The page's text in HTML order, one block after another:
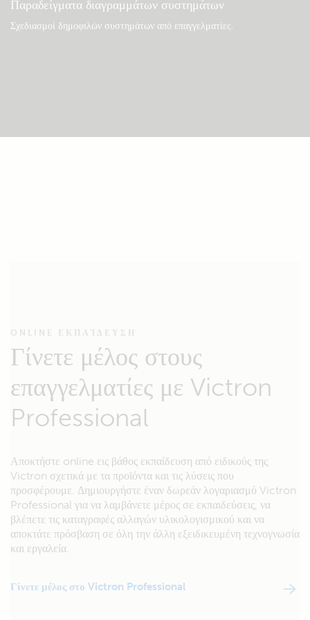
Παραδείγματα διαγραμμάτων συστημάτων
Σχεδιασμοί δημοφιλών συστημάτων από επαγγελματίες.
ONLINE ΕΚΠΑΊΔΕΥΣΗ
Γίνετε μέλος στους
επαγγελματίες με Victron
Professional
Αποκτήστε online εις βάθος εκπαίδευση από ειδικούς της
Victron σχετικά με τα προϊόντα και τις λύσεις που
προσφέρουμε. Δημιουργήστε έναν δωρεάν λογαριασμό Victron
Professional για να λαμβάνετε μέρος σε εκπαιδεύσεις, να
βλέπετε τις καταγραφές αλλαγών υλικολογισμικού και να
αποκτάτε πρόσβαση σε όλη την άλλη εξειδικευμένη τεχνογνωσία
και εργαλεία.
Γίνετε μέλος στο Victron Professional